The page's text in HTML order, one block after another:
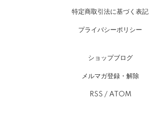
特定商取引法に基づく表記
プライバシーポリシー
ショップブログ
メルマガ登録・解除
RSS / ATOM